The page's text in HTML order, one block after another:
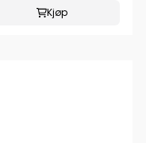
Kjøp